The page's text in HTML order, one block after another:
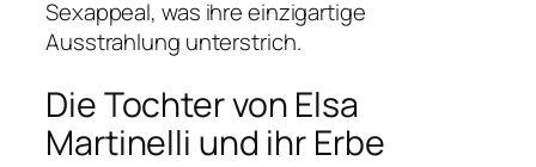
Sexappeal, was ihre einzigartige
Ausstrahlung unterstrich.
Die Tochter von Elsa
Martinelli und ihr Erbe